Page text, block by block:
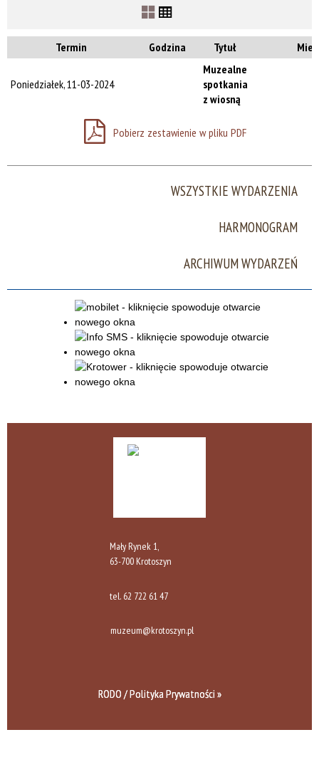
Kategoria
Miejsce
Organizator
filtr
Termin Godzina Tytuł
Poniedziałek, 11-03-2024
Muzealne
spotkania
z wiosną
Pobierz zestawienie w pliku PDF
WSZYSTKIE WYDARZENIA
HARMONOGRAM
ARCHIWUM WYDARZEŃ
Mały Rynek 1,
63-700 Krotoszyn
tel. 62 722 61 47
muzeum@krotoszyn.pl
RODO / Polityka Prywatności »